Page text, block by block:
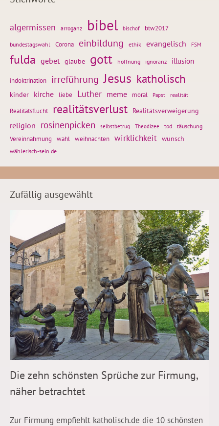
algermissen arroganz bibel bischof btw2017
bundestagswahl Corona einbildung ethik evangelisch FSM
fulda gebet glaube gott hoffnung ignoranz illusion
indoktrination irreführung Jesus katholisch
kinder kirche liebe Luther meme moral Papst realität
Realitätsflucht realitätsverlust Realitätsverweigerung
religion rosinenpicken selbstbetrug Theodizee tod täuschung
Vereinnahmung wahl weihnachten wirklichkeit wunsch
wählerisch-sein.de
Zufällig ausgewählt
Die zehn schönsten Sprüche zur Firmung,
näher betrachtet
Zur Firmung empfiehlt katholisch.de die 10 schönsten